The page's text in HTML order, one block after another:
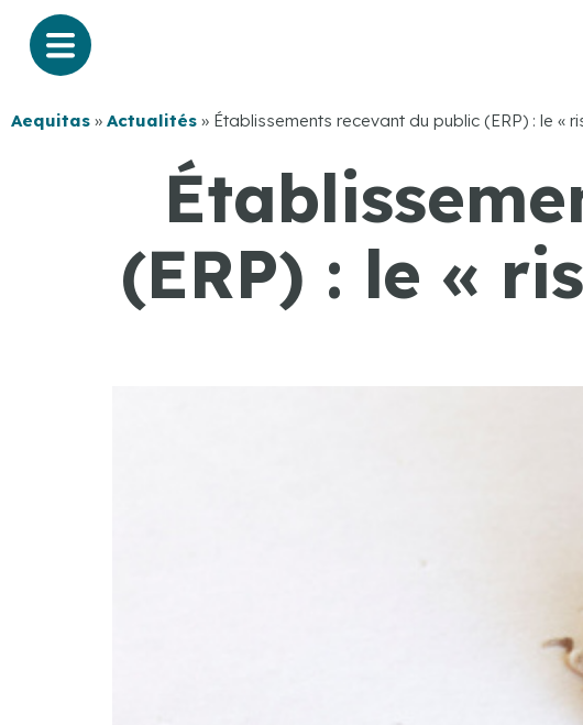
Aequitas » Actualités » Établissements recevant du public (ERP) : le «
(ERP) : le «